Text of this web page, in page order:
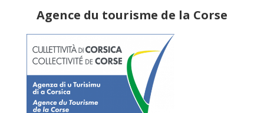
Agence du tourisme de la Corse